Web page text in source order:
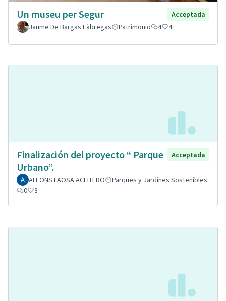
Un museu per Segur
Acceptada
Jaume De Bargas Fàbregas
Patrimonio 4 4
Finalización del proyecto “ Parque
Urbano”.
Acceptada
ALFONS LAOSA ACEITERO
Parques y Jardines Sostenibles
0
3